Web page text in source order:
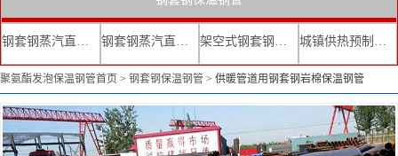
钢套钢蒸汽直埋复合保温管 钢套钢蒸汽直埋保温管厂家 架空式钢套钢保温管 城镇供热预制直埋蒸汽保温管
聚氨酯发泡保温钢管首页 > 钢套钢保温钢管 > 供暖管道用钢套钢岩棉保温钢管